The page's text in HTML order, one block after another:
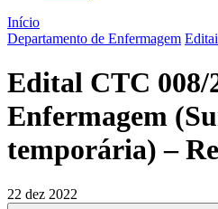
Início
Departamento de Enfermagem
Edital CTC 008/
Enfermagem
temporária) –
22 dez 2022